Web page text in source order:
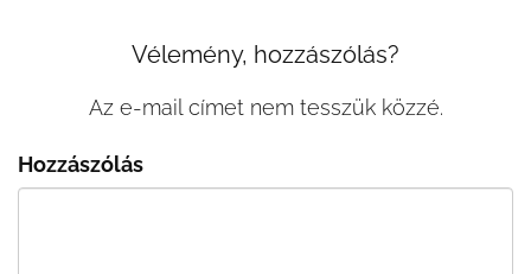
Vélemény, hozzászólás?
Az e-mail címet nem tesszük közzé.
Hozzászólás